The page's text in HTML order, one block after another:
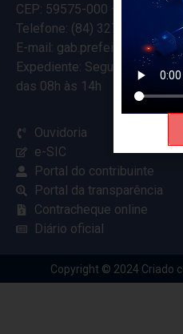
CEP: 59575-000 – Ceará-
Telefone: (84) 3274-5916
E-mail:
Expediente: Segunda à Sexta
das 08h às 14h
Ouvidoria
e-SIC
Portal do contribuinte
Portal da transparência
Contracheque online
Diário oficial
Copyright © 2024 Criado